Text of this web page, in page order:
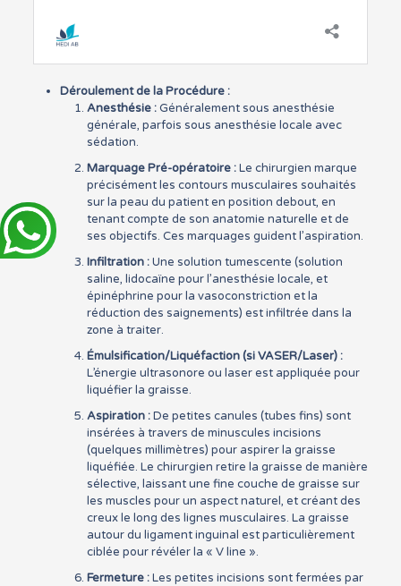
Déroulement de la Procédure :
Anesthésie :Généralement sous anesthésie
générale, parfois sous anesthésie locale avec
sédation.
Marquage Pré-opératoire :Le chirurgien marque
précisément les contours musculaires souhaités
sur la peau du patient en position debout, en
tenant compte de son anatomie naturelle et de
ses objectifs. Ces marquages guident l’aspiration.
Infiltration :Une solution tumescente (solution
saline, lidocaïne pour l’anesthésie locale, et
épinéphrine pour la vasoconstriction et la
réduction des saignements) est infiltrée dans la
zone à traiter.
Émulsification/Liquéfaction (si VASER/Laser) :
L’énergie ultrasonore ou laser est appliquée pour
liquéfier la graisse.
Aspiration :De petites canules (tubes fins) sont
insérées à travers de minuscules incisions
(quelques millimètres) pour aspirer la graisse
liquéfiée. Le chirurgien retire la graisse de manière
sélective, laissant une fine couche de graisse sur
les muscles pour un aspect naturel, et créant des
creux le long des lignes musculaires. La graisse
autour du ligament inguinal est particulièrement
ciblée pour révéler la « V line ».
Fermeture :Les petites incisions sont fermées par